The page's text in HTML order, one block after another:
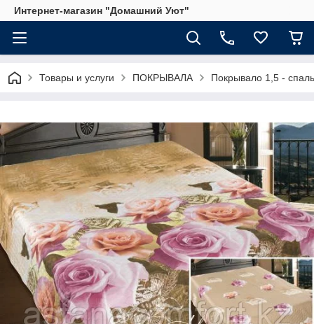
Интернет-магазин "Домашний Уют"
Товары и услуги ПОКРЫВАЛА Покрывало 1,5 -